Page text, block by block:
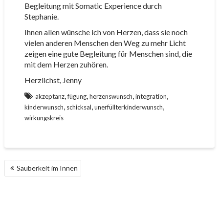
Begleitung mit Somatic Experience durch
Stephanie.
Ihnen allen wünsche ich von Herzen, dass sie noch
vielen anderen Menschen den Weg zu mehr Licht
zeigen eine gute Begleitung für Menschen sind, die
mit dem Herzen zuhören.
Herzlichst, Jenny
akzeptanz,fügung, herzenswunsch integration
kinderwunsch schicksal unerfüllterkinderwunsch
wirkungskreis
BEITRAGS-
NAVIGATION
Sauberkeit im Innen